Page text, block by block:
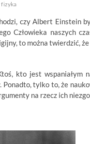
fizyka
czy Albert Einstein
Człowieka naszych
to można twierdzić,
kto jest wspaniałym
tylko to, że
na rzecz ich